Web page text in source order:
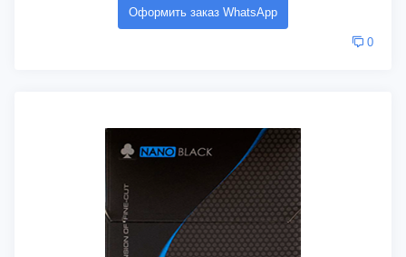
Оформить заказ WhatsApp
0